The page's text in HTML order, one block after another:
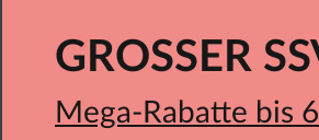
GROSSER
Mega-Rabatte bis